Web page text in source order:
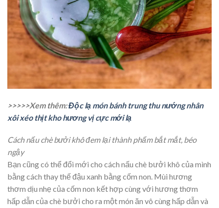
>>>>>Xem thêm:Độc lạ món bánh trung thu nướng nhân
xôi xéo thịt kho hương vị cực mới lạ
Cách nấu chè bưởi khô đem lại thành phẩm bắt mắt, béo
ngậy
Bạn cũng có thể đổi mới cho cách nấu chè bưởi khô của mình
bằng cách thay thế đậu xanh bằng cốm non. Mùi hương
thơm dịu nhẹ của cốm non kết hợp cùng với hương thơm
hấp dẫn của chè bưởi cho ra một món ăn vô cùng hấp dẫn và